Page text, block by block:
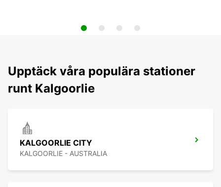
Upptäck våra populära stationer
runt Kalgoorlie
KALGOORLIE CITY
KALGOORLIE - AUSTRALIA